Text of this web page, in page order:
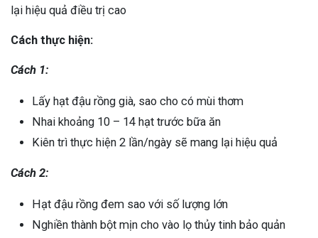
lại hiệu quả điều trị cao
Cách thực hiện:
Cách 1:
Lấy hạt đậu rồng già, sao cho có mùi thơm
Nhai khoảng 10 – 14 hạt trước bữa ăn
Kiên trì thực hiện 2 lần/ngày sẽ mang lại hiệu quả
Cách 2:
Hạt đậu rồng đem sao với số lượng lớn
Nghiền thành bột mịn cho vào lọ thủy tinh bảo quản